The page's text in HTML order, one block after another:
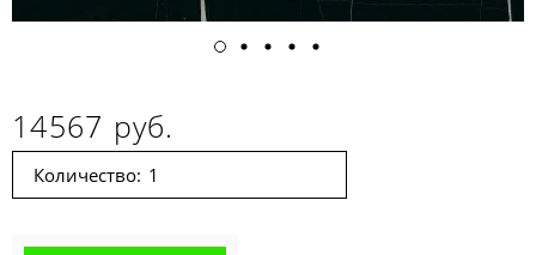
14567 руб.
Количество: